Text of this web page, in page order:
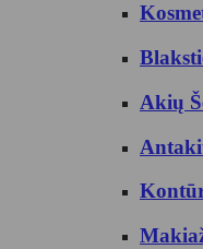
Akių